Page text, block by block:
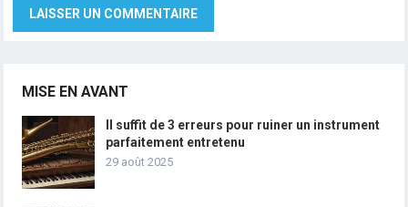
MISE EN AVANT
Il suffit de 3 erreurs pour ruiner un instrument
parfaitement entretenu
29 août 2025